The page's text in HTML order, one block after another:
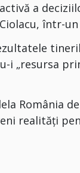
a
într-
„resursa
România
realități